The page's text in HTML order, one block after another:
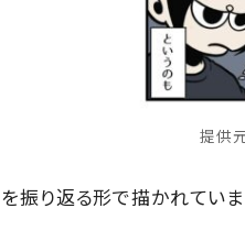
提供
振り返る形で描かれていま